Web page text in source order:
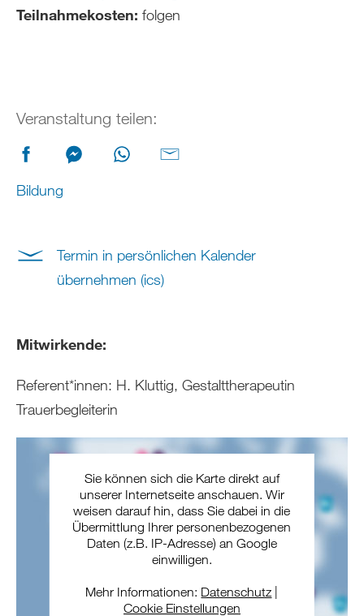
Teilnahmekosten: folgen
Veranstaltung teilen:
Bildung
Termin in persönlichen Kalender
übernehmen (ics)
Mitwirkende:
Referent*innen: H. Kluttig, Gestalttherapeutin
Trauerbegleiterin
Sie können sich die Karte direkt auf
unserer Internetseite anschauen. Wir
weisen darauf hin, dass Sie dabei in die
Übermittlung Ihrer personenbezogenen
Daten (z.B. IP-Adresse) an Google
einwilligen.
Mehr Informationen: Datenschutz
Cookie Einstellungen